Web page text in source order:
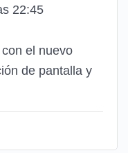
22:45
el nuevo
de pantalla y